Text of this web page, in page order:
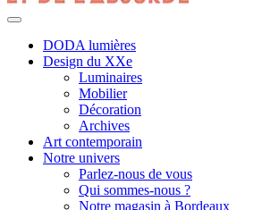
DODA lumières
Design du XXe
Luminaires
Mobilier
Décoration
Archives
Art contemporain
Notre univers
Parlez-nous de vous
Qui sommes-nous ?
Notre magasin à Bordeaux